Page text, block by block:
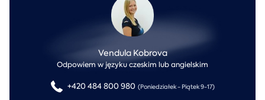
Vendula Kobrova
Odpowiem w języku czeskim lub angielskim
+420 484 800 980 (Poniedziałek - Piątek 9-17)